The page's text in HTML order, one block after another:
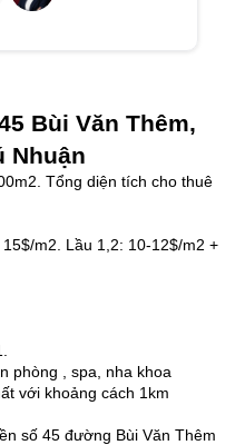
Bùi Văn Thêm,
Nhuận
Tổng diện tích cho thuê
m2. Lầu 1,2: 10-12$/m2 +
phòng , spa, nha khoa
với khoảng cách 1km
số 45 đường Bùi Văn Thêm